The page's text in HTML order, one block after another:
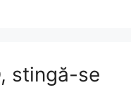
stingă-se